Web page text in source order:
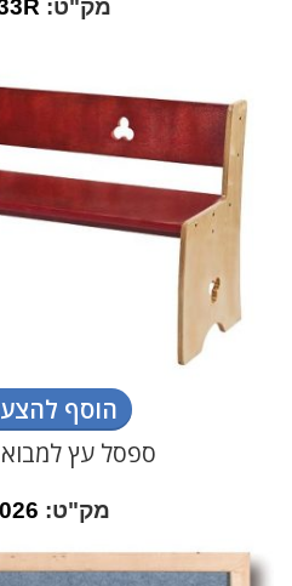
מק"ט:
הוסף
ספסל עץ
מק"ט: